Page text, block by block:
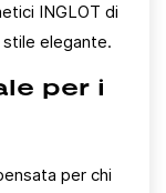
INGLOT di
elegante.
per i
per chi